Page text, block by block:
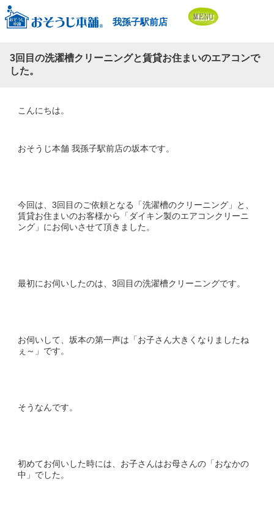
我孫子駅前店
3回目の洗濯槽クリーニングと賃貸お住まいのエアコンで
した。
こんにちは。
おそうじ本舗 我孫子駅前店の坂本です。
今回は、3回目のご依頼となる「洗濯槽のクリーニング」と、
賃貸お住まいのお客様から「ダイキン製のエアコンクリーニ
ング」にお伺いさせて頂きました。
最初にお伺いしたのは、3回目の洗濯槽クリーニングです。
お伺いして、坂本の第一声は「お子さん大きくなりましたね
ぇ～」です。
そうなんです。
初めてお伺いした時には、お子さんはお母さんの「おなかの
中」でした。